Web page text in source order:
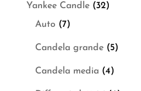
Yankee Candle (32)
Auto (7)
Candela grande (5)
Candela media (4)